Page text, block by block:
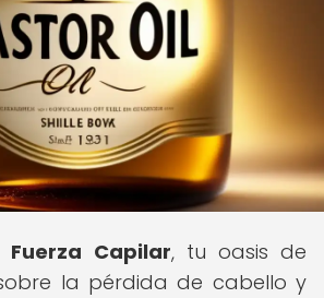
Fuerza Capilar, tu oasis de
la pérdida de cabello y